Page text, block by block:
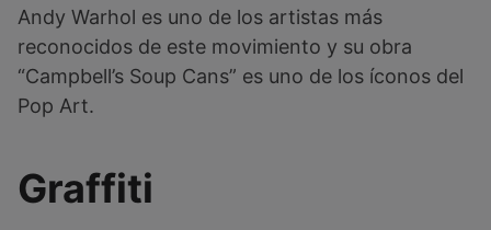
Andy Warhol es uno de los artistas más
reconocidos de este movimiento y su obra
“Campbell’s Soup Cans” es uno de los íconos del
Pop Art.
Graffiti